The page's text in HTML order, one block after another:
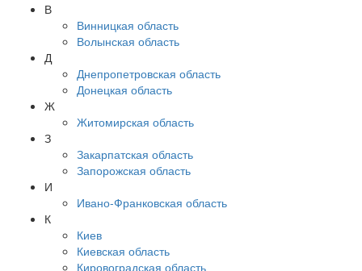
В
Винницкая область
Волынская область
Д
Днепропетровская область
Донецкая область
Ж
Житомирская область
З
Закарпатская область
Запорожская область
И
Ивано-Франковская область
К
Киев
Киевская область
Кировоградская область